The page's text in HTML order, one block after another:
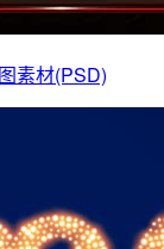
素材(PSD)